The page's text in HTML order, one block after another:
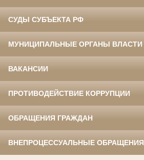
СУДЫ СУБЪЕКТА РФ
МУНИЦИПАЛЬНЫЕ ОРГАНЫ ВЛАСТИ
ВАКАНСИИ
ПРОТИВОДЕЙСТВИЕ КОРРУПЦИИ
ОБРАЩЕНИЯ ГРАЖДАН
ВНЕПРОЦЕССУАЛЬНЫЕ ОБРАЩЕНИЯ